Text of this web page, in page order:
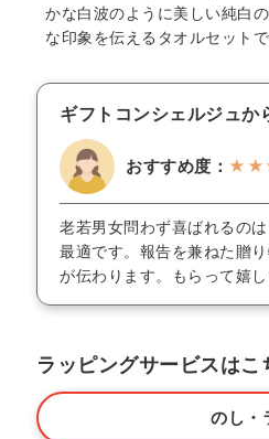
かな白波のように美しい純白
な印象を伝えるタオルセットで
ギフトコンシェルジュか
おすすめ度：
老若男女問わず喜ばれるの
最適です。報告を兼ねた贈
が伝わります。もらって嬉し
ラッピングサービスはこ
のし・